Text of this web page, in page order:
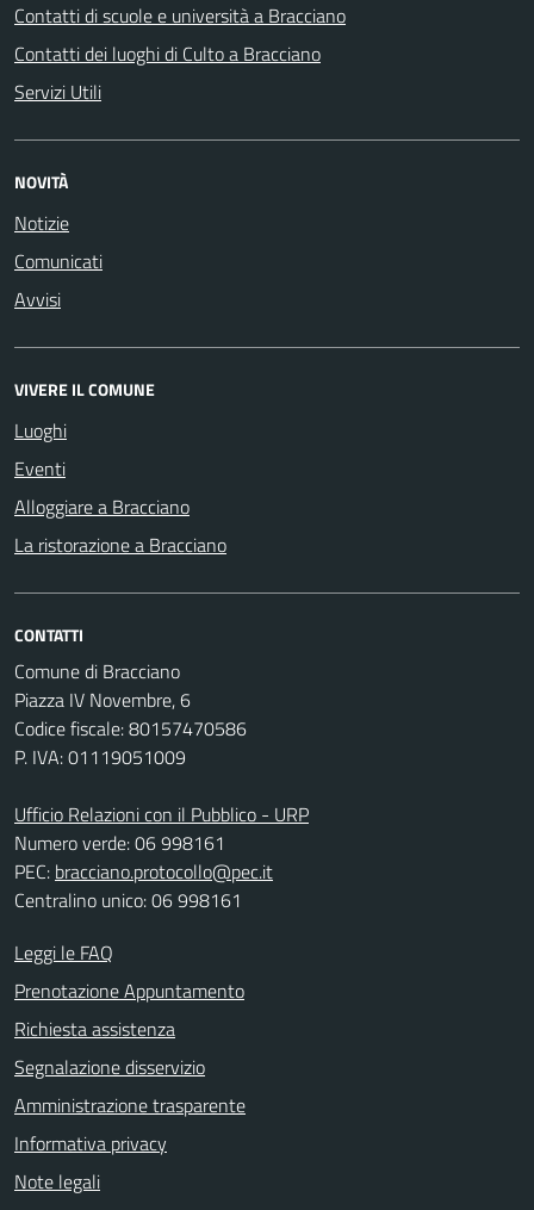
Contatti di scuole e università a Bracciano
Contatti dei luoghi di Culto a Bracciano
Servizi Utili
NOVITÀ
Notizie
Comunicati
Avvisi
VIVERE IL COMUNE
Luoghi
Eventi
Alloggiare a Bracciano
La ristorazione a Bracciano
CONTATTI
Comune di Bracciano
Piazza IV Novembre, 6
Codice fiscale: 80157470586
P. IVA: 01119051009
Ufficio Relazioni con il Pubblico - URP
Numero verde: 06 998161
PEC: bracciano.protocollo@pec.it
Centralino unico: 06 998161
Leggi le FAQ
Prenotazione Appuntamento
Richiesta assistenza
Segnalazione disservizio
Amministrazione trasparente
Informativa privacy
Note legali